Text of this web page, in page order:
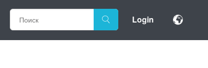
Login